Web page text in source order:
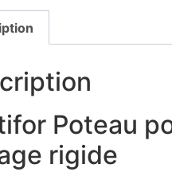
Poteau
rigide